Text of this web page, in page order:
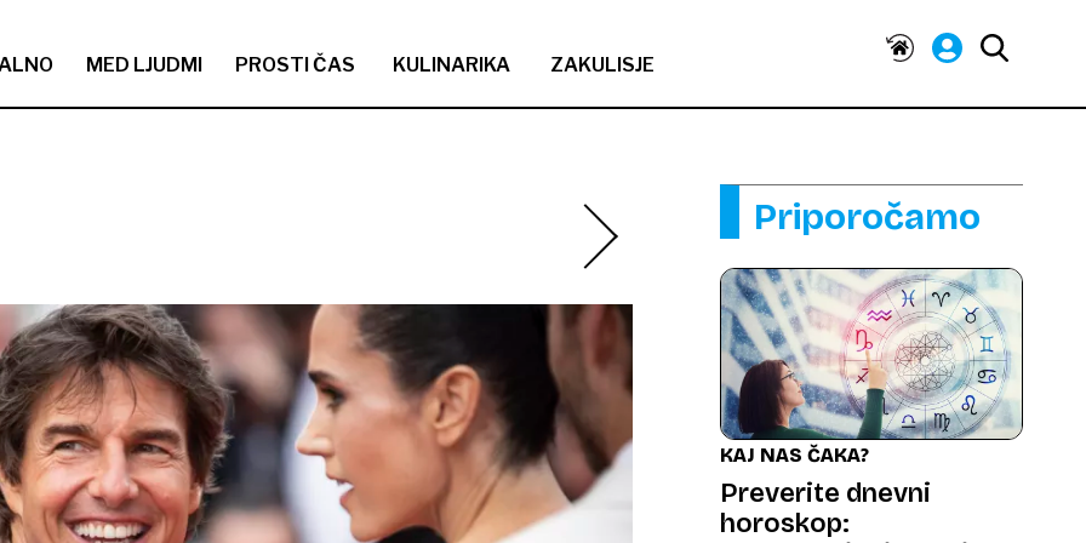
MED LJUDMI PROSTI ČAS KULINARIKA ZAKULISJE
Priporočamo
KAJ NAS ČAKA?
Preverite dnevni
horoskop: